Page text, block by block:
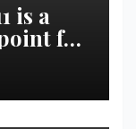
is a
for